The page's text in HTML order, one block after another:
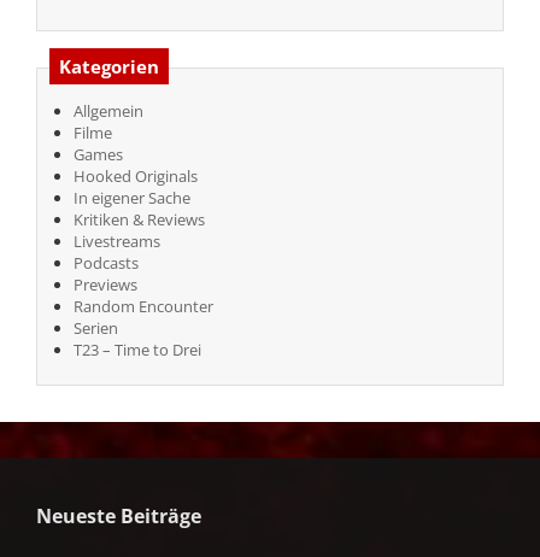
Kategorien
Allgemein
Filme
Games
Hooked Originals
In eigener Sache
Kritiken & Reviews
Livestreams
Podcasts
Previews
Random Encounter
Serien
T23 – Time to Drei
Neueste Beiträge